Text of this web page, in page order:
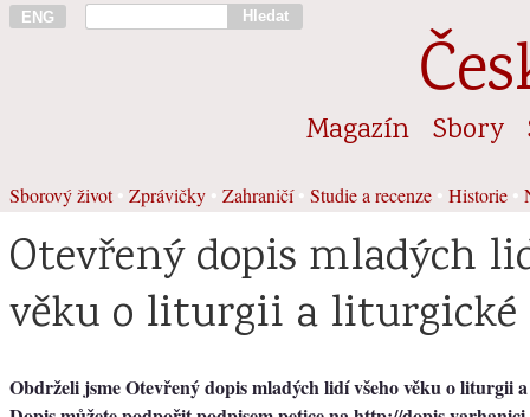
ENG Hledat
Magazín Sbory
Sborový život• Zprávičky Zahraničí• Studie a recenze Historie
Otevřený dopis mladých
věku o liturgii a liturgické
Obdrželi jsme Otevřený dopis mladých lidí všeho věku o liturgii